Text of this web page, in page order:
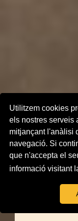
Utilitzem cookies
els nostres serveis
mitjançant l'anàlisi
navegació. Si
que n'accepta el
informació visitant